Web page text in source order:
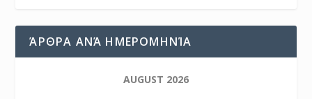
ΆΡΘΡΑ ΑΝΆ ΗΜΕΡΟΜΗΝΊΑ
AUGUST 2026